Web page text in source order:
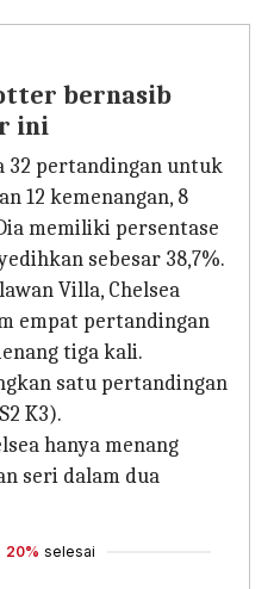
bernasib
ini
32 pertandingan untuk
12 kemenangan, 8
memiliki persentase
sebesar 38,7%.
Villa, Chelsea
empat pertandingan
tiga kali.
satu pertandingan
K3).
hanya menang
seri dalam dua
20% selesai